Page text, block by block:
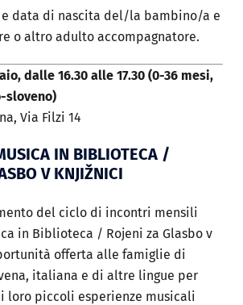
data di nascita del/la bambino/a e
o altro adulto accompagnatore.
dalle 16.30 alle 17.30 (0-36 mesi,
sloveno)
Via Filzi 14
IN BIBLIOTECA /
V KNJIŽNICI
del ciclo di incontri mensili
in Biblioteca / Rojeni za Glasbo v
offerta alle famiglie di
italiana e di altre lingue per
loro piccoli esperienze musicali